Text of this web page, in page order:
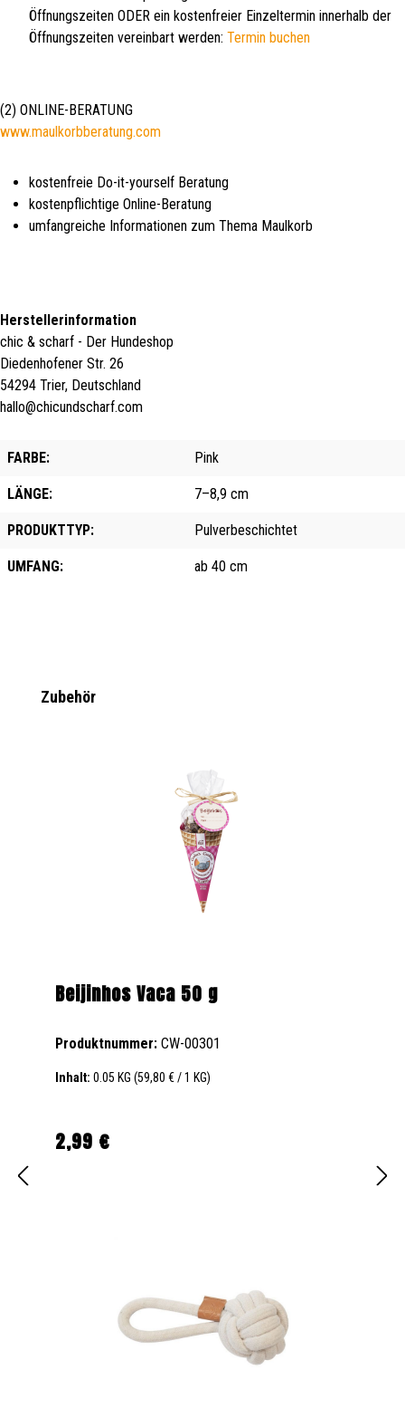
Öffnungszeiten ODER ein kostenfreier Einzeltermin innerhalb der
Öffnungszeiten vereinbart werden: Termin buchen
(2) ONLINE-BERATUNG
www.maulkorbberatung.com
kostenfreie Do-it-yourself Beratung
kostenpflichtige Online-Beratung
umfangreiche Informationen zum Thema Maulkorb
Herstellerinformation
chic & scharf - Der Hundeshop
Diedenhofener Str. 26
54294 Trier, Deutschland
hallo@chicundscharf.com
FARBE: Pink
LÄNGE: 7–8,9 cm
PRODUKTTYP: Pulverbeschichtet
UMFANG: ab 40 cm
Produktgalerie überspringen
Zubehör
Beijinhos Vaca 50 g
Produktnummer: CW-00301
Inhalt: 0.05 KG (59,80 € / 1 KG)
Regulärer Preis:
2,99 €